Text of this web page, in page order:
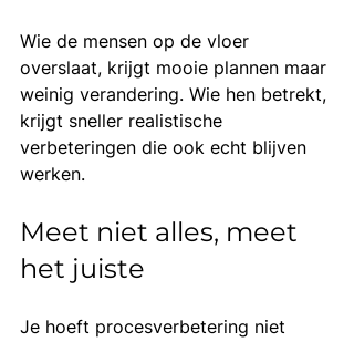
Wie de mensen op de vloer
overslaat, krijgt mooie plannen maar
weinig verandering. Wie hen betrekt,
krijgt sneller realistische
verbeteringen die ook echt blijven
werken.
Meet niet alles, meet
het juiste
Je hoeft procesverbetering niet